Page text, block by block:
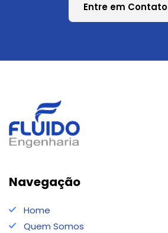
Entre em Contato
Navegação
Home
Quem Somos